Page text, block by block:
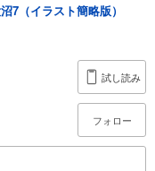
（イラスト簡略版）
試し読み
フォロー